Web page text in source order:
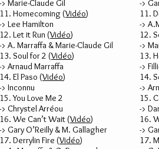
-> Marie-Claude Gil
11. Homecoming (Vidéo)
-> Lee Hamilton
12. Let it Run (Vidéo)
-> A. Marraffa & Marie-Claude Gil
13. Soul for 2 (Vidéo)
-> Arnaud Marraffa
14. El Paso (Vidéo)
-> Inconnu
15. You Love Me 2
-> Chrystel Arréou
16. We Can’t Wait (Vidéo)
-> Gary O’Reilly & M. Gallagher
17. Derrylin Fire (Vidéo)
->
11.
->
12.
->
13.
->
14.
->
15.
->
16.
->
17.